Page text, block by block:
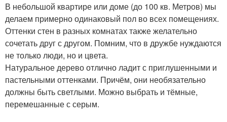
В небольшой квартире или доме (до 100 кв. Метров) мы
делаем примерно одинаковый пол во всех помещениях.
Оттенки стен в разных комнатах также желательно
сочетать друг с другом. Помним, что в дружбе нуждаются
не только люди, но и цвета.
Натуральное дерево отлично ладит с приглушенными и
пастельными оттенками. Причём, они необязательно
должны быть светлыми. Можно выбрать и тёмные,
перемешанные с серым.